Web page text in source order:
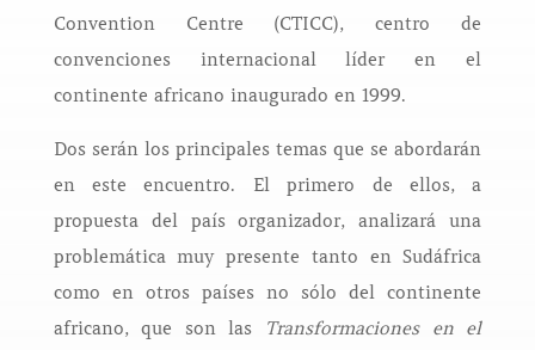
Convention Centre (CTICC), centro de
convenciones internacional líder en el
continente africano inaugurado en 1999.
Dos serán los principales temas que se abordarán
en este encuentro. El primero de ellos, a
propuesta del país organizador, analizará una
problemática muy presente tanto en Sudáfrica
como en otros países no sólo del continente
africano, que son las
Transformaciones en el